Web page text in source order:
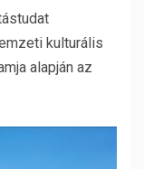
kulturális
alapján az